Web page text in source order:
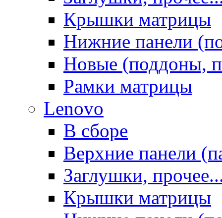
Крышки матрицы
Нижние панели
Новые (поддоны,
Рамки матрицы
Lenovo
В сборе
Верхние панели
Заглушки,
Крышки матрицы